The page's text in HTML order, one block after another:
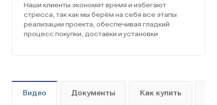
Наши клиенты экономят время и избегают
стресса, так как мы берём на себя все этапы
реализации проекта, обеспечивая гладкий
процесс покупки, доставки и установки
Видео Документы Как купить